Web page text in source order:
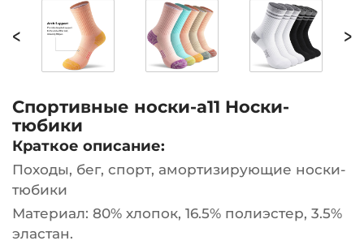
>
<
Спортивные носки-a11 Носки-
тюбики
Краткое описание:
Походы, бег, спорт, амортизирующие носки-
тюбики
Материал: 80% хлопок, 16.5% полиэстер, 3.5%
эластан.